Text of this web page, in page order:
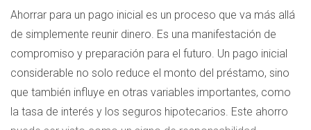
Ahorrar para un pago inicial es un proceso que va más allá
de simplemente reunir dinero. Es una manifestación de
compromiso y preparación para el futuro. Un pago inicial
considerable no solo reduce el monto del préstamo, sino
que también influye en otras variables importantes, como
la tasa de interés y los seguros hipotecarios. Este ahorro